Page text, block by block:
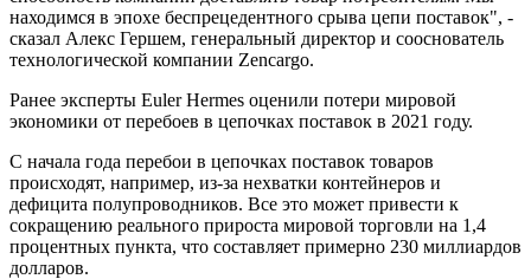
находимся в эпохе беспрецедентного срыва цепи поставок", -
сказал Алекс Гершем, генеральный директор и сооснователь
технологической компании Zencargo.
Ранее эксперты Euler Hermes оценили потери мировой
экономики от перебоев в цепочках поставок в 2021 году.
С начала года перебои в цепочках поставок товаров
происходят, например, из-за нехватки контейнеров и
дефицита полупроводников. Все это может привести к
сокращению реального прироста мировой торговли на 1,4
процентных пункта, что составляет примерно 230 миллиардов
долларов.